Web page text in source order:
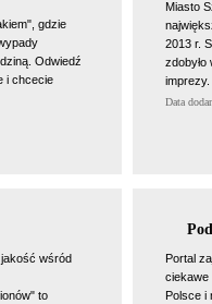
gdzie
Odwiedź
i chcecie
Miasto
2013 r.
Data
wśród
to
Portal
ciekawe
Polsce i